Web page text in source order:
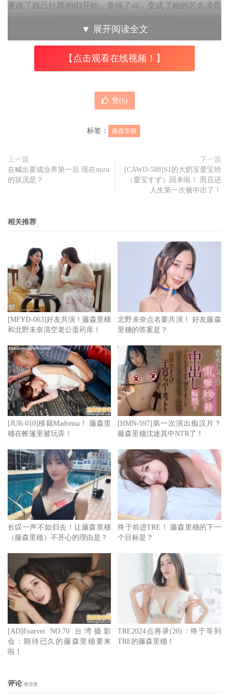
更改了自己社群的ID开始，拿掉了all，变成了她的艺名读音
那，新东家是哪一间？
他们之前就来打过招呼了，当时有说因为一些手续在跑的原
因所以藤森要到9月才能宣布跳槽的消息ー答案就是铃村あ
いり(铃村爱里)和伊藤舞雪在手的NAX Promotion：
至于为什么要更换事务所呢？其实换东家对藤森里穂不是新
鲜事了，以前田由美之名出道时她是Declare的人，后来改名
为はるかみらい(春香未来)时她的事务所是Arrows，然后到
了AllPro成为藤森里穂后她先是在MGStage影音平台走红后
来进一步成了片商的专属女艺人，而现在则是换到了NAX
Promotionー其实她每一次转换经纪公司的理由都差不多，首
先，她很有原则，在IG的限动她有讲过很多对工作的想法，
如果公司不够了解她的话很容易会有磨擦；再来，她非常希
望有在海外曝光的机会，只要她喜欢那工作的话那酬劳一切
表达想拍杂志封面的意愿，钱少一点也OK⋯
这样你明白为什么她要跳槽了吧？
▼ 展开阅读全文
【点击观看在线视频！】
赞(6)
标签： 藤森里穗
上一篇
在喊出要成业界第一后 现在miru
的状况是？
下一篇
[CAWD-588]S1的大奶宝爱宝铃
（愛宝すず）回来啦！ 而且还
人生第一次被中出了！
相关推荐
[MFYD-063]好友共演！藤森里穗
和北野未奈清空老公蛋药库！
北野未奈点名要共演！ 好友藤森
里穗的答案是？
[JUR-010]移籍Madonna！ 藤森里
穗在帐篷里被玩弄！
[HMN-597]第一次演出痴汉片？
藤森里穗沈迷其中NTR了！
长叹一声不如归去！让藤森里穗
（藤森里穂）不开心的理由是？
终于前进TRE！ 藤森里穗的下一
个目标是？
[AD]Foarver NO.70 台湾摄影
会：期待已久的藤森里穗要来
啦！
TRE2024点将录(20)：终于等到
TRE的藤森里穗！
评论 抢沙发